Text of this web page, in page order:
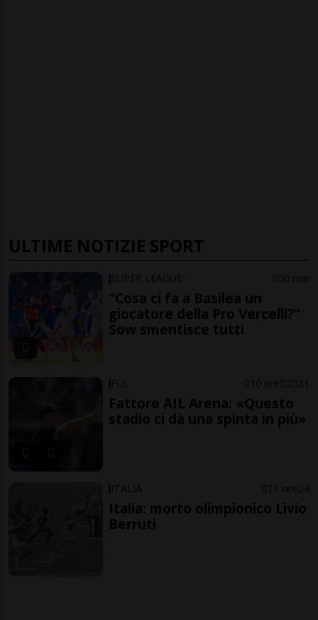
ULTIME NOTIZIE SPORT
SUPER LEAGUE 50 min
"Cosa ci fa a Basilea un
giocatore della Pro Vercelli?"
Sow smentisce tutti
FCL 10 ore 2 21
Fattore AIL Arena: «Questo
stadio ci dà una spinta in più»
ITALIA 11 ore 4
Italia: morto olimpionico Livio
Berruti